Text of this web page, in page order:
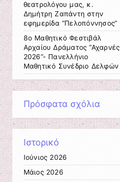
θεατρολόγου μας, κ.
Δημήτρη Ζαπάντη στην
εφημερίδα “Πελοπόννησος”
8ο Μαθητικό Φεστιβάλ
Αρχαίου Δράματος “Αχαρνές
2026”- Πανελλήνιο
Μαθητικό Συνέδριο Δελφών
Πρόσφατα σχόλια
Ιστορικό
Ιούνιος 2026
Μάιος 2026